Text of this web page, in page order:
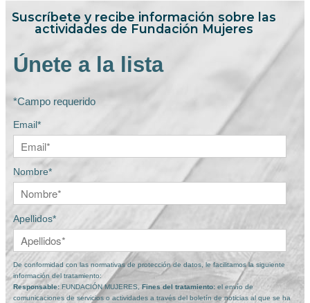
Suscríbete y recibe información sobre las
actividades de Fundación Mujeres
Únete a la lista
*Campo requerido
Email*
Nombre*
Apellidos*
De conformidad con las normativas de protección de datos, le facilitamos la siguiente
información del tratamiento:
Responsable: FUNDACIÓN MUJERES, Fines del tratamiento: el envío de
comunicaciones de servicios o actividades a través del boletín de noticias al que se ha